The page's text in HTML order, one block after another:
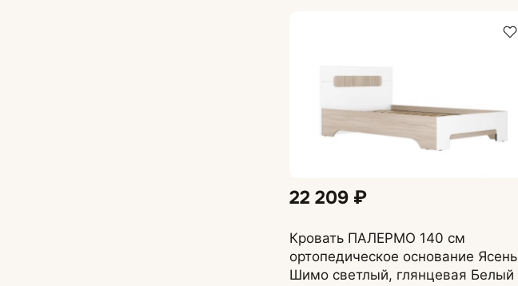
22 209 ₽
Кровать ПАЛЕРМО 140 см
ортопедическое основание Ясень
Шимо светлый, глянцевая Белый